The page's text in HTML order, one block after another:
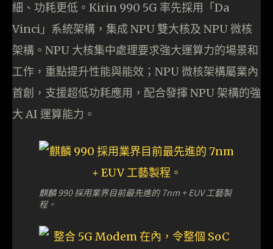
細、功耗更低。Kirin 990 5G 率先採用「Da
Vinci」系統架構，集成 NPU 雙大核及 NPU 微核
架構。NPU 大核集中處理要求強大運算力的場景和
工作，重點提升性能與能效；NPU 微核架構屬業內
首創，支援超低功耗應用，配合發揮 NPU 架構的強
大 AI 運算能力。
麒麟 990 採用業界目前最先進的 7nm + EUV 工藝製
程。